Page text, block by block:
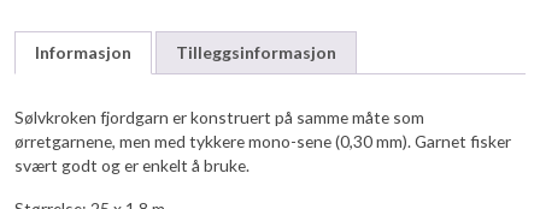
Informasjon Tilleggsinformasjon
Sølvkroken fjordgarn er konstruert på samme måte som
ørretgarnene, men med tykkere mono-sene (0,30 mm). Garnet fisker
svært godt og er enkelt å bruke.